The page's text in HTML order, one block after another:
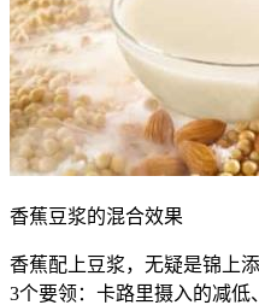
香蕉豆浆的混合效果
香蕉配上豆浆，无疑是锦上
3个要领：卡路里摄入的减低